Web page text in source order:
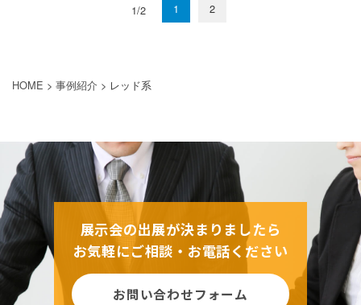
1/2 1 2
HOME > 事例紹介 > レッド系
展示会の出展が決まりましたら
お気軽にご相談・お電話ください
お問い合わせフォーム